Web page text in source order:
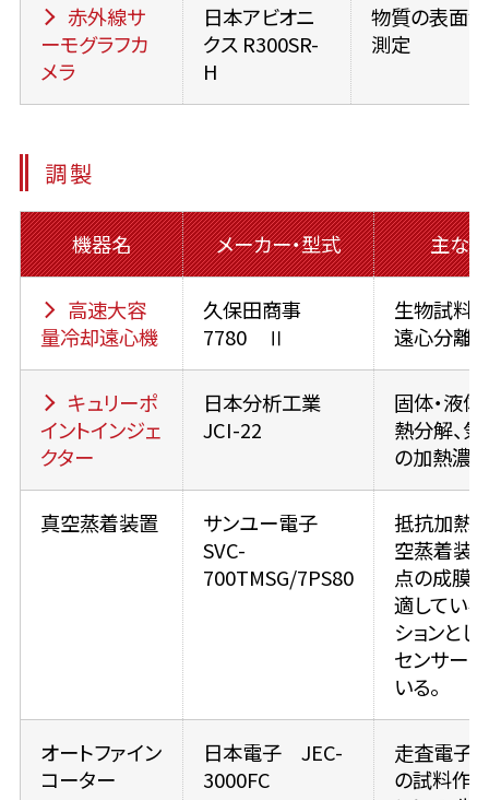
赤外線サ
ーモグラフカ
メラ
日本アビオニ
クス R300SR-
H
物質の表面
測定
調製
機器名 メーカー・型式 主な
高速大容
量冷却遠心機
久保田商事
7780 Ⅱ
生物試料
遠心分離
キュリーポ
イントインジェ
クター
日本分析工業
JCI-22
固体・液
熱分解、
の加熱濃
真空蒸着装置
サンユー電子
SVC-
700TMSG/7PS80
抵抗加熱
空蒸着装
点の成膜
適している
ションと
センサー
いる。
オートファイン
コーター
日本電子 JEC-
3000FC
走査電子
の試料作